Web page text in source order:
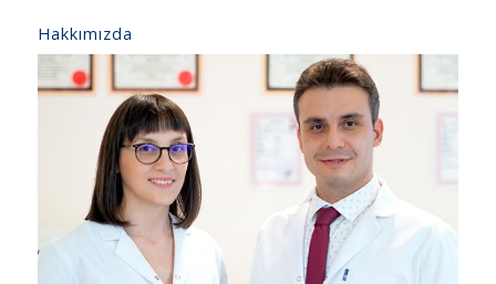
Hakkımızda